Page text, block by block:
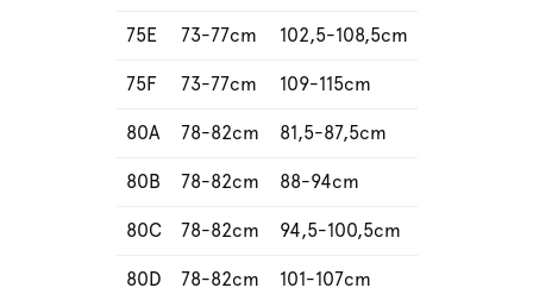
75E 73-77cm 102,5-108,5cm
75F 73-77cm 109-115cm
80A 78-82cm 81,5-87,5cm
80B 78-82cm 88-94cm
80C 78-82cm 94,5-100,5cm
80D 78-82cm 101-107cm